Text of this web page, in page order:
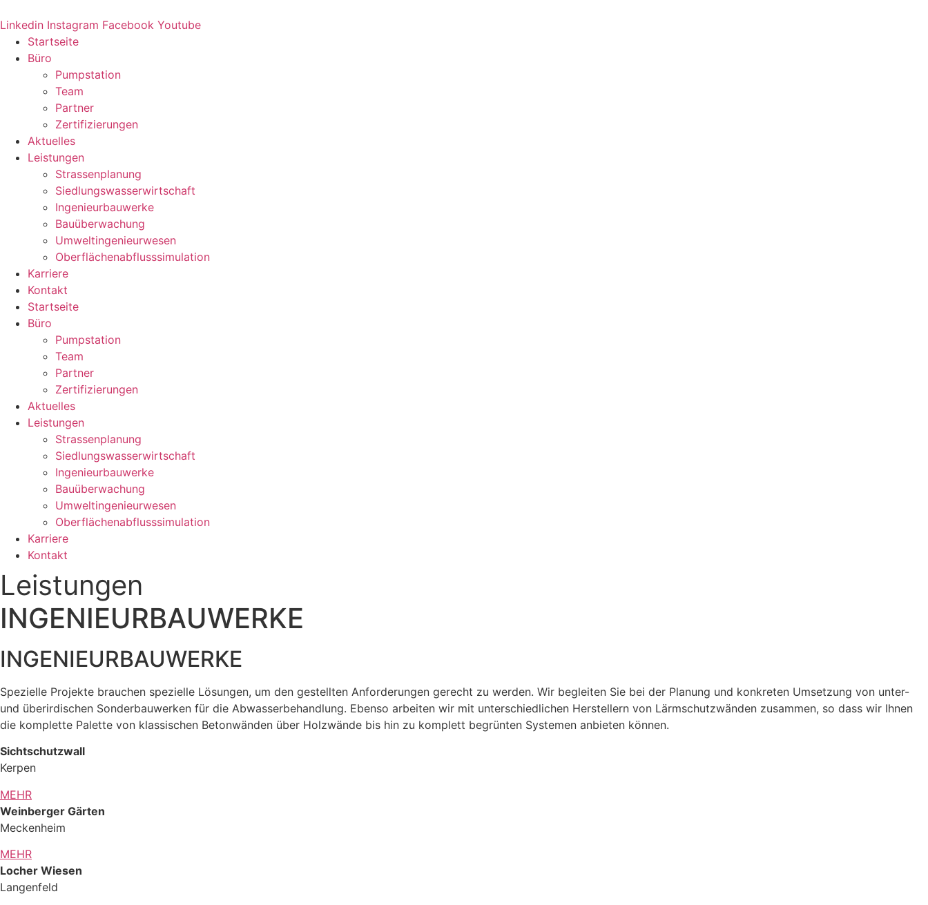
Inhalt
springen
Linkedin Instagram Facebook Youtube
Startseite
Büro
Pumpstation
Team
Partner
Zertifizierungen
Aktuelles
Leistungen
Strassenplanung
Siedlungswasserwirtschaft
Ingenieurbauwerke
Bauüberwachung
Umweltingenieurwesen
Oberflächenabflusssimulation
Karriere
Kontakt
Startseite
Büro
Pumpstation
Team
Partner
Zertifizierungen
Aktuelles
Leistungen
Strassenplanung
Siedlungswasserwirtschaft
Ingenieurbauwerke
Bauüberwachung
Umweltingenieurwesen
Oberflächenabflusssimulation
Karriere
Kontakt
Leistungen
INGENIEURBAUWERKE
INGENIEURBAUWERKE
Spezielle Projekte brauchen spezielle Lösungen, um den gestellten Anforderungen gerecht zu werden. Wir begleiten Sie bei der Planung und konkreten Umsetzung von unter-
und überirdischen Sonderbauwerken für die Abwasserbehandlung. Ebenso arbeiten wir mit unterschiedlichen Herstellern von Lärmschutzwänden zusammen, so dass wir Ihnen
die komplette Palette von klassischen Betonwänden über Holzwände bis hin zu komplett begrünten Systemen anbieten können.
Sichtschutzwall
Kerpen
MEHR
Weinberger Gärten
Meckenheim
MEHR
Locher Wiesen
Langenfeld